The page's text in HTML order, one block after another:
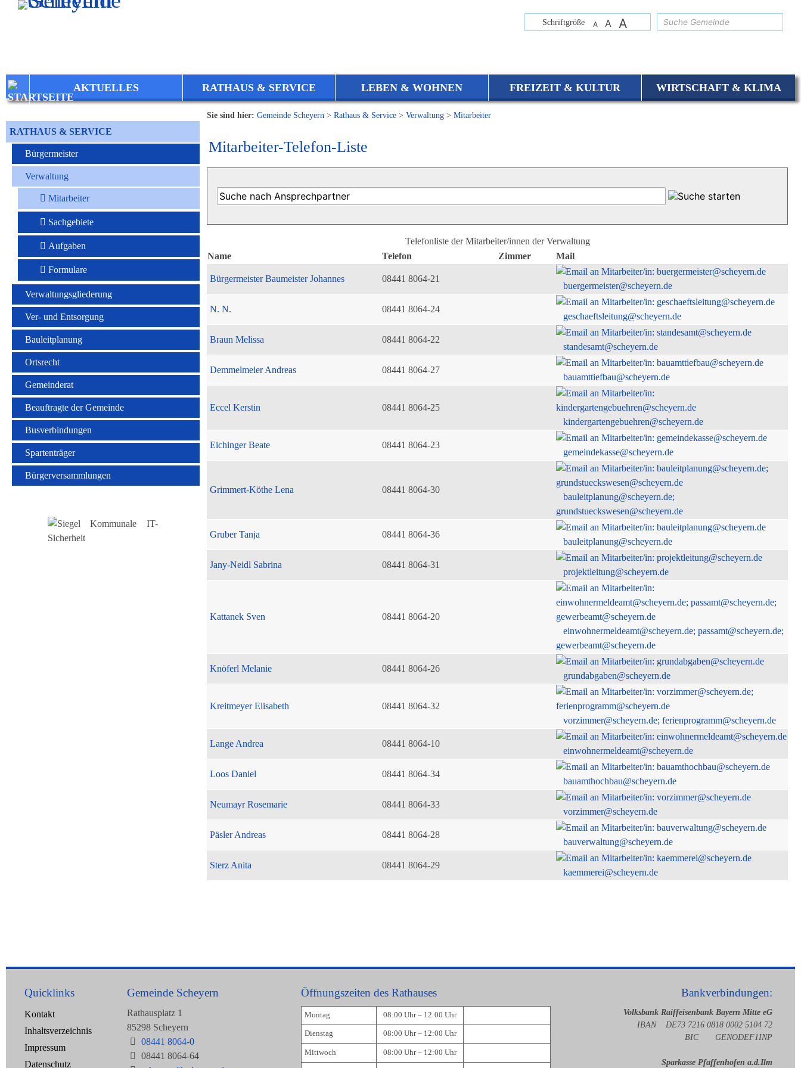
Zum Inhalt,zur Navigationoder
Schriftgröße A A A
AKTUELLES RATHAUS & SERVICE LEBEN & WOHNEN FREIZEIT & KULTUR WIRTSCHAFT & KLIMA
RATHAUS & SERVICE
Bürgermeister
Verwaltung
Mitarbeiter
Sachgebiete
Aufgaben
Formulare
Verwaltungsgliederung
Ver- und Entsorgung
Bauleitplanung
Ortsrecht
Gemeinderat
Beauftragte der Gemeinde
Busverbindungen
Spartenträger
Bürgerversammlungen
Sie sind hier: Gemeinde Scheyern > Rathaus & Service > Verwaltung > Mitarbeiter
Mitarbeiter-Telefon-Liste
Telefonliste der Mitarbeiter/innen der Verwaltung
Name
Telefon Zimmer Mail
Bürgermeister Baumeister Johannes 08441 8064-21
buergermeister@scheyern.de
N. N. 08441 8064-24
geschaeftsleitung@scheyern.de
Braun Melissa 08441 8064-22
standesamt@scheyern.de
Demmelmeier Andreas 08441 8064-27
bauamttiefbau@scheyern.de
Eccel Kerstin
08441 8064-25
kindergartengebuehren@scheyern.de
Eichinger Beate 08441 8064-23
gemeindekasse@scheyern.de
Grimmert-Köthe Lena 08441 8064-30
bauleitplanung@scheyern.de;
grundstueckswesen@scheyern.de
Gruber Tanja 08441 8064-36
bauleitplanung@scheyern.de
Jany-Neidl Sabrina 08441 8064-31
projektleitung@scheyern.de
Kattanek Sven
08441 8064-20
einwohnermeldeamt@scheyern.de; passamt@scheyern.de;
gewerbeamt@scheyern.de
Knöferl Melanie 08441 8064-26
grundabgaben@scheyern.de
Kreitmeyer Elisabeth
08441 8064-32
vorzimmer@scheyern.de; ferienprogramm@scheyern.de
Lange Andrea 08441 8064-10
einwohnermeldeamt@scheyern.de
Loos Daniel 08441 8064-34
bauamthochbau@scheyern.de
Neumayr Rosemarie 08441 8064-33
vorzimmer@scheyern.de
Päsler Andreas 08441 8064-28
bauverwaltung@scheyern.de
Sterz Anita 08441 8064-29
kaemmerei@scheyern.de
Quicklinks
Kontakt
Inhaltsverzeichnis
Impressum
Datenschutz
Gemeinde Scheyern
Rathausplatz 1
85298 Scheyern
08441 8064-0
08441 8064-64
Öffnungszeiten des Rathauses
Montag 08:00 Uhr – 12:00 Uhr
Dienstag 08:00 Uhr – 12:00 Uhr
Mittwoch 08:00 Uhr – 12:00 Uhr
Bankverbindungen:
Volksbank Raiffeisenbank Bayern Mitte eG
IBAN DE73 7216 0818 0002 5104 72
BIC GENODEF1INP
Sparkasse Pfaffenhofen a.d.Ilm